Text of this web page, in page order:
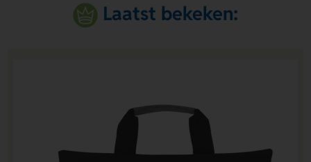
Laatst bekeken: